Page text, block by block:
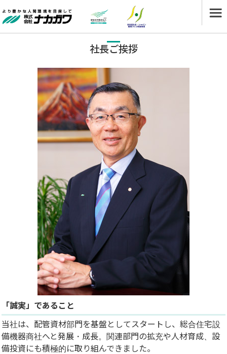
社長ご挨拶
「誠実」であること
当社は、配管資材部門を基盤としてスタートし、総合住宅設
備機器商社へと発展・成長。関連部門の拡充や人材育成、設
備投資にも積極的に取り組んできました。